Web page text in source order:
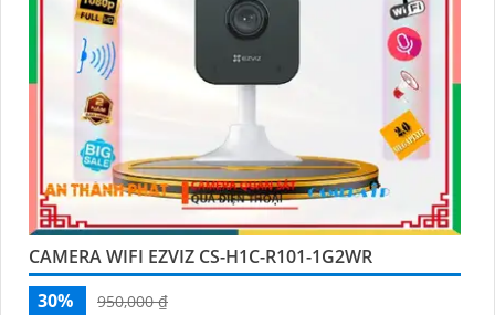
CAMERA WIFI EZVIZ CS-H1C-R101-1G2WR
30%
950,000 ₫